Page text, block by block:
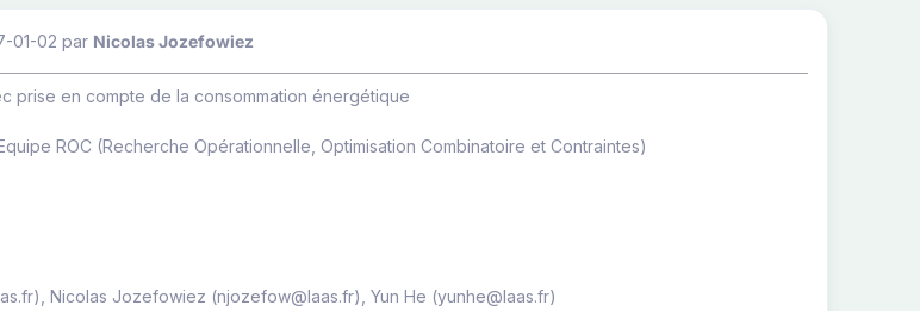
01-02 par Nicolas Jozefowiez
prise en compte de la consommation énergétique
ROC (Recherche Opérationnelle, Optimisation Combinatoire et Contraintes)
Nicolas Jozefowiez (njozefow@laas.fr), Yun He (yunhe@laas.fr)